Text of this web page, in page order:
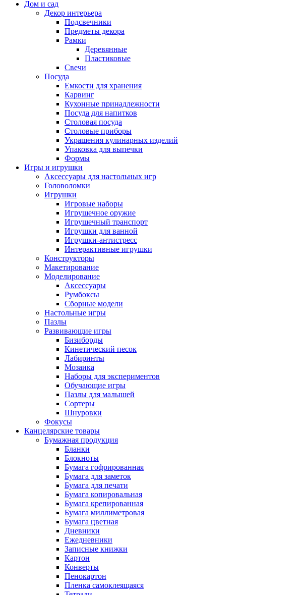
Дом и сад
Декор интерьера
Подсвечники
Предметы декора
Рамки
Деревянные
Пластиковые
Свечи
Посуда
Емкости для хранения
Карвинг
Кухонные принадлежности
Посуда для напитков
Столовая посуда
Столовые приборы
Украшения кулинарных изделий
Упаковка для выпечки
Формы
Игры и игрушки
Аксессуары для настольных игр
Головоломки
Игрушки
Игровые наборы
Игрушечное оружие
Игрушечный транспорт
Игрушки для ванной
Игрушки-антистресс
Интерактивные игрушки
Конструкторы
Макетирование
Моделирование
Аксессуары
Румбоксы
Сборные модели
Настольные игры
Пазлы
Развивающие игры
Бизиборды
Кинетический песок
Лабиринты
Мозаика
Наборы для экспериментов
Обучающие игры
Пазлы для малышей
Сортеры
Шнуровки
Фокусы
Канцелярские товары
Бумажная продукция
Бланки
Блокноты
Бумага гофрированная
Бумага для заметок
Бумага для печати
Бумага копировальная
Бумага крепированная
Бумага миллиметровая
Бумага цветная
Дневники
Ежедневники
Записные книжки
Картон
Конверты
Пенокартон
Пленка самоклеящаяся